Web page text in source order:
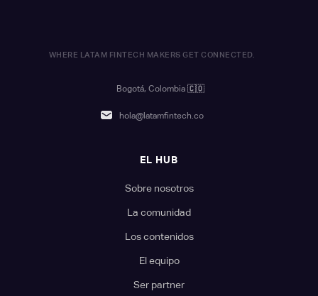
WHERE LATAM FINTECH MAKERS GET CONNECTED.
Bogotá, Colombia 🇨🇴
hola@latamfintech.co
EL HUB
Sobre nosotros
La comunidad
Los contenidos
El equipo
Ser partner